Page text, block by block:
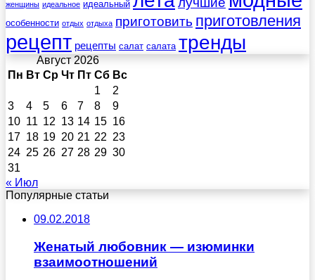
женщины идеальное идеальный
особенности отдых отдыха приготовить приготовления
рецепт рецепты салат салата тренды
Август 2026
Пн Вт Ср Чт Пт Сб Вс
1
2
3
4 5 6 7 8
9
10 11 12 13 14 15 16
17 18 19 20 21 22 23
24 25 26 27 28 29 30
31
« Июл
Популярные статьи
09.02.2018
Женатый любовник — изюминки
взаимоотношений